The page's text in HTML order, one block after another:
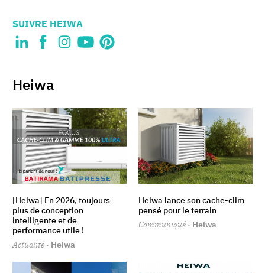
SUIVRE HEIWA
Heiwa
[Heiwa] En 2026, toujours
plus de conception
intelligente et de
performance utile !
Actualité · Heiwa
Heiwa lance son cache-clim
pensé pour le terrain
Communiqué · Heiwa